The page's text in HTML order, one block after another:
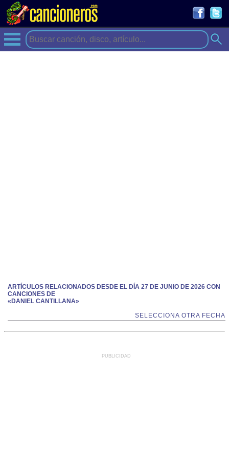
ARTÍCULOS RELACIONADOS DESDE EL DÍA 27 DE JUNIO DE 2026 CON
CANCIONES DE
«DANIEL CANTILLANA»
SELECCIONA OTRA FECHA
PUBLICIDAD